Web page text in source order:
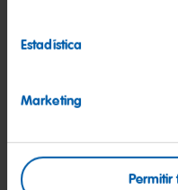
Estadística
Marketing
Permitir
(PDF)